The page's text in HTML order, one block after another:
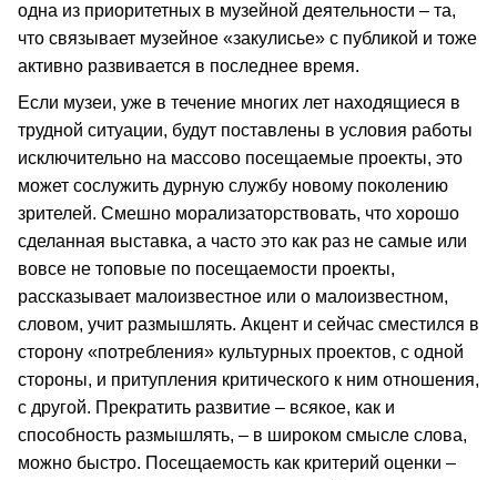
одна из приоритетных в музейной деятельности – та,
что связывает музейное «закулисье» с публикой и тоже
активно развивается в последнее время.
Если музеи, уже в течение многих лет находящиеся в
трудной ситуации, будут поставлены в условия работы
исключительно на массово посещаемые проекты, это
может сослужить дурную службу новому поколению
зрителей. Смешно морализаторствовать, что хорошо
сделанная выставка, а часто это как раз не самые или
вовсе не топовые по посещаемости проекты,
рассказывает малоизвестное или о малоизвестном,
словом, учит размышлять. Акцент и сейчас сместился в
сторону «потребления» культурных проектов, с одной
стороны, и притупления критического к ним отношения,
с другой. Прекратить развитие – всякое, как и
способность размышлять, – в широком смысле слова,
можно быстро. Посещаемость как критерий оценки –